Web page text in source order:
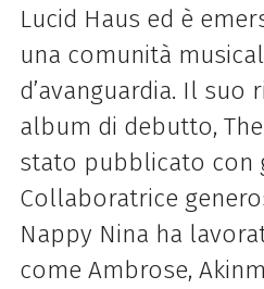
Lucid Haus ed è
una comunità
d’avanguardia. Il suo
album di debutto, The
stato pubblicato con
Collaboratrice
Nappy Nina ha
come Ambrose,